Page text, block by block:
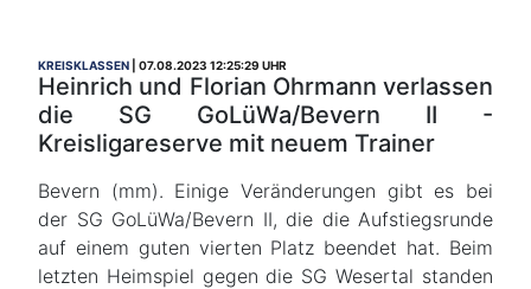
KREISKLASSEN 07.08.2023 12:25:29 UHR
Heinrich und Florian Ohrmann verlassen
die SG GoLüWa/Bevern II -
Kreisligareserve mit neuem Trainer
Bevern (mm). Einige Veränderungen gibt es bei
der SG GoLüWa/Bevern II, die die Aufstiegsrunde
auf einem guten vierten Platz beendet hat. Beim
letzten Heimspiel gegen die SG Wesertal standen